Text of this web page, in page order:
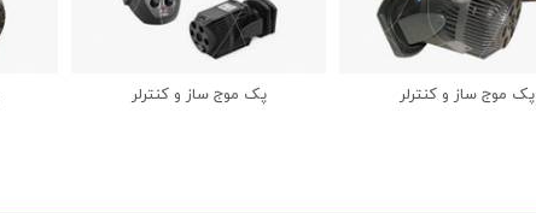
پک موج ساز و کنترلر پک موج ساز و کنترلر